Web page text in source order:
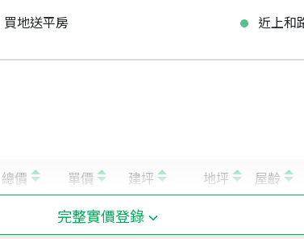
買地送平房 近上和
完整實價登錄